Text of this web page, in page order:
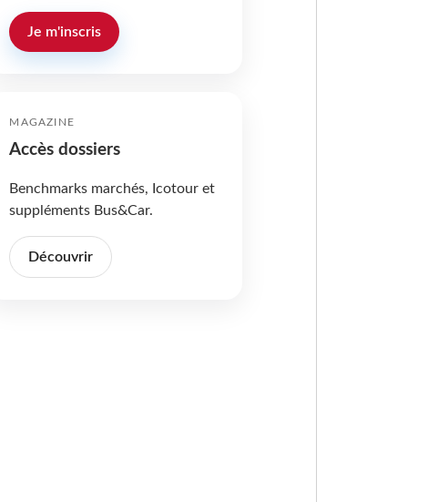
Je m'inscris
MAGAZINE
Accès dossiers
Benchmarks marchés, Icotour et
suppléments Bus&Car.
Découvrir